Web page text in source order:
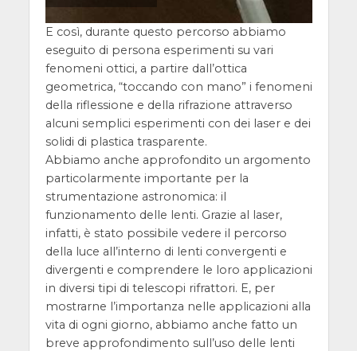
E così, durante questo percorso abbiamo
eseguito di persona esperimenti su vari
fenomeni ottici, a partire dall’ottica
geometrica, “toccando con mano” i fenomeni
della riflessione e della rifrazione attraverso
alcuni semplici esperimenti con dei laser e dei
solidi di plastica trasparente.
Abbiamo anche approfondito un argomento
particolarmente importante per la
strumentazione astronomica: il
funzionamento delle lenti. Grazie al laser,
infatti, è stato possibile vedere il percorso
della luce all’interno di lenti convergenti e
divergenti e comprendere le loro applicazioni
in diversi tipi di telescopi rifrattori. E, per
mostrarne l’importanza nelle applicazioni alla
vita di ogni giorno, abbiamo anche fatto un
breve approfondimento sull’uso delle lenti